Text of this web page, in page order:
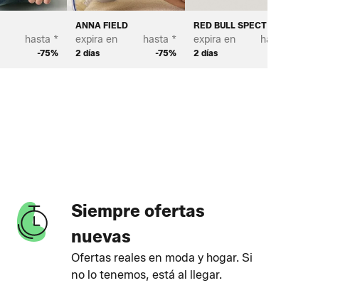
hasta *
-75%
ANNA FIELD
expira en
2 días
hasta *
-75%
RED BULL SPECT EYEWEAR
expira en
2 días
hasta *
Siempre ofertas
nuevas
Ofertas reales en moda y hogar. Si
no lo tenemos, está al llegar.